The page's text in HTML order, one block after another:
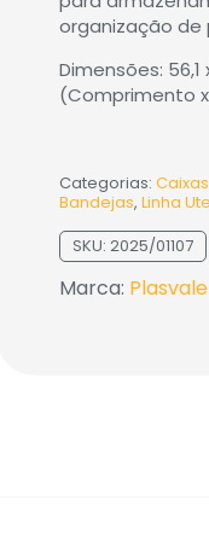
organização de
Dimensões: 56,1
(Comprimento
Categorias:
Bandejas,Linha
SKU:2025/01107
Marca: Plasvale